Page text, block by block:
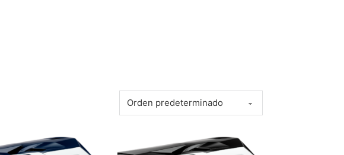
se pueden elegir en la página de producto
tiene múltiples variantes. Las opciones se pueden elegir en la página de
Este producto tiene múltiples variantes. Las